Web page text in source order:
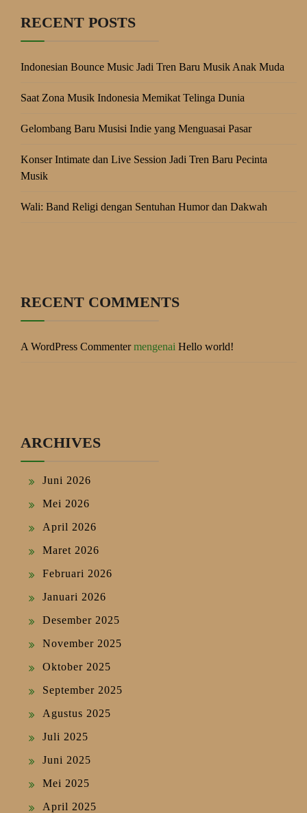
RECENT POSTS
Indonesian Bounce Music Jadi Tren Baru Musik Anak Muda
Saat Zona Musik Indonesia Memikat Telinga Dunia
Gelombang Baru Musisi Indie yang Menguasai Pasar
Konser Intimate dan Live Session Jadi Tren Baru Pecinta
Musik
Wali: Band Religi dengan Sentuhan Humor dan Dakwah
RECENT COMMENTS
A WordPress Commentermengenai Hello world!
ARCHIVES
Juni 2026
Mei 2026
April 2026
Maret 2026
Februari 2026
Januari 2026
Desember 2025
November 2025
Oktober 2025
September 2025
Agustus 2025
Juli 2025
Juni 2025
Mei 2025
April 2025